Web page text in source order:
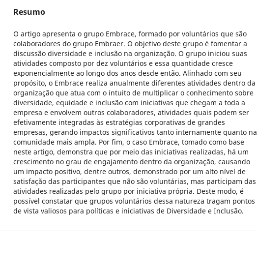
Resumo
O artigo apresenta o grupo Embrace, formado por voluntários que são
colaboradores do grupo Embraer. O objetivo deste grupo é fomentar a
discussão diversidade e inclusão na organização. O grupo iniciou suas
atividades composto por dez voluntários e essa quantidade cresce
exponencialmente ao longo dos anos desde então. Alinhado com seu
propósito, o Embrace realiza anualmente diferentes atividades dentro da
organização que atua com o intuito de multiplicar o conhecimento sobre
diversidade, equidade e inclusão com iniciativas que chegam a toda a
empresa e envolvem outros colaboradores, atividades quais podem ser
efetivamente integradas às estratégias corporativas de grandes
empresas, gerando impactos significativos tanto internamente quanto na
comunidade mais ampla. Por fim, o caso Embrace, tomado como base
neste artigo, demonstra que por meio das iniciativas realizadas, há um
crescimento no grau de engajamento dentro da organização, causando
um impacto positivo, dentre outros, demonstrado por um alto nível de
satisfação das participantes que não são voluntárias, mas participam das
atividades realizadas pelo grupo por iniciativa própria. Deste modo, é
possível constatar que grupos voluntários dessa natureza tragam pontos
de vista valiosos para políticas e iniciativas de Diversidade e Inclusão.